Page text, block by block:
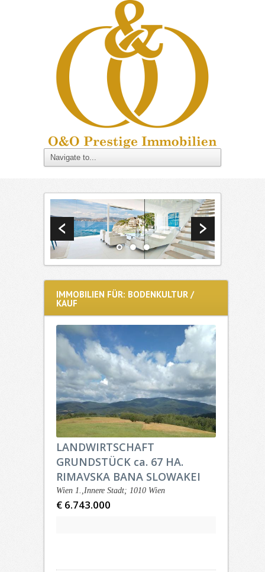
IMMOBILIEN FÜR: BODENKULTUR /
KAUF
LANDWIRTSCHAFT
GRUNDSTÜCK ca. 67 HA.
RIMAVSKA BANA SLOWAKEI
Wien 1.,Innere Stadt; 1010 Wien
€ 6.743.000